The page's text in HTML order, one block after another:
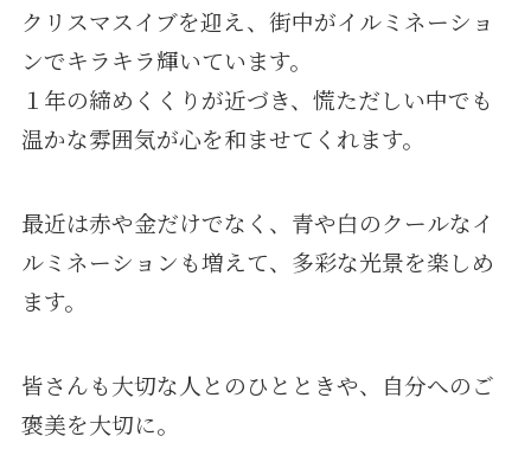
クリスマスイブを迎え、街中がイルミネーショ
ンでキラキラ輝いています。
１年の締めくくりが近づき、慌ただしい中でも
温かな雰囲気が心を和ませてくれます。
最近は赤や金だけでなく、青や白のクールなイ
ルミネーションも増えて、多彩な光景を楽しめ
ます。
皆さんも大切な人とのひとときや、自分へのご
褒美を大切に。